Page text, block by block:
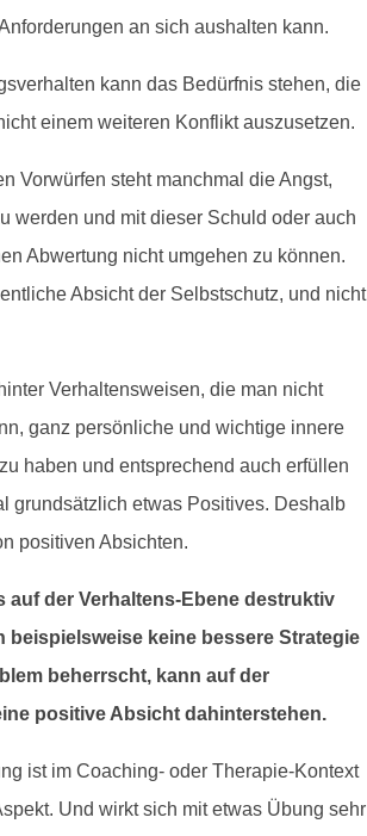
an sich aushalten kann.
kann das Bedürfnis stehen, die
einem weiteren Konflikt auszusetzen.
Vorwürfen steht manchmal die Angst,
werden und mit dieser Schuld oder auch
Abwertung nicht umgehen zu können.
Absicht der Selbstschutz, und nicht
Verhaltensweisen, die man nicht
ganz persönliche und wichtige innere
haben und entsprechend auch erfüllen
grundsätzlich etwas Positives. Deshalb
positiven Absichten.
auf der Verhaltens-Ebene destruktiv
beispielsweise keine bessere Strategie
beherrscht, kann auf der
positive Absicht dahinterstehen.
ist im Coaching- oder Therapie-Kontext
Und wirkt sich mit etwas Übung sehr